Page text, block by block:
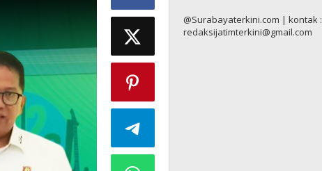
@Surabayaterkini.com | kontak :
redaksijatimterkini@gmail.com